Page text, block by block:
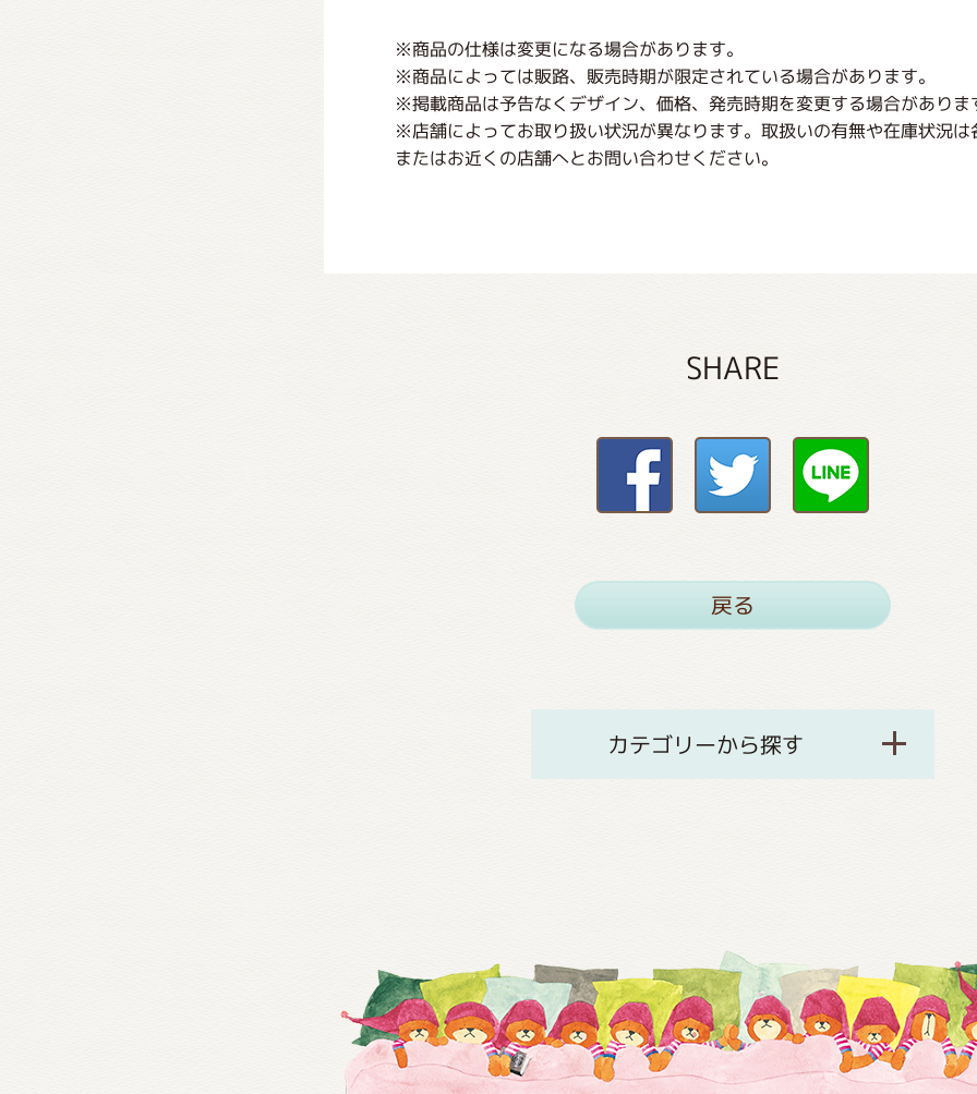
※商品の仕様は変更になる場合があります。
※商品によっては販路、販売時期が限定されている場合があります。
※掲載商品は予告なくデザイン、価格、発売時期を変更する場合がありま
※店舗によってお取り扱い状況が異なります。取扱いの有無や在庫状況は
またはお近くの店舗へとお問い合わせください。
SHARE
戻る
カテゴリーから探す